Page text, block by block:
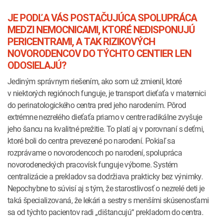
JE PODĽA VÁS POSTAČUJÚCA SPOLUPRÁCA
MEDZI NEMOCNICAMI, KTORÉ NEDISPONUJÚ
PERICENTRAMI, A TAK RIZIKOVÝCH
NOVORODENCOV DO TÝCHTO CENTIER LEN
ODOSIELAJÚ?
Jediným správnym riešením, ako som už zmienil, ktoré
v niektorých regiónoch funguje, je transport dieťaťa v maternici
do perinatologického centra pred jeho narodením. Pôrod
extrémne nezrelého dieťaťa priamo v centre radikálne zvyšuje
jeho šancu na kvalitné prežitie. To platí aj v porovnaní s deťmi,
ktoré boli do centra prevezené po narodení. Pokiaľ sa
rozprávame o novorodencoch po narodení, spolupráca
novorodeneckých pracovísk funguje výborne. Systém
centralizácie a prekladov sa dodržiava prakticky bez výnimky.
Nepochybne to súvisí aj s tým, že starostlivosť o nezrelé deti je
taká špecializovaná, že lekári a sestry s menšími skúsenosťami
sa od týchto pacientov radi „dištancujú“ prekladom do centra.